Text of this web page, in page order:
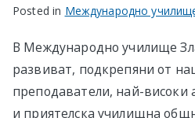
Posted in Международно
В Международно училище
развиват, подкрепяни от
преподаватели, най-високи
и приятелска училищна